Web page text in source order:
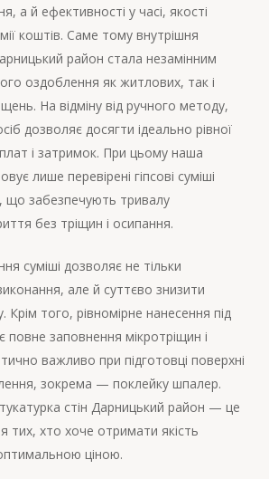
а й ефективності у часі, якості
коштів. Саме тому внутрішня
район стала незамінним
оздоблення як житлових, так і
На відміну від ручного методу,
дозволяє досягти ідеально рівної
і затримок. При цьому наша
лише перевірені гіпсові суміші
що забезпечують тривалу
без тріщин і осипання.
суміші дозволяє не тільки
але й суттєво знизити
Крім того, рівномірне нанесення під
повне заповнення мікротріщин і
важливо при підготовці поверхні
зокрема — поклейку шпалер.
стін Дарницький район — це
тих, хто хоче отримати якість
ціною.